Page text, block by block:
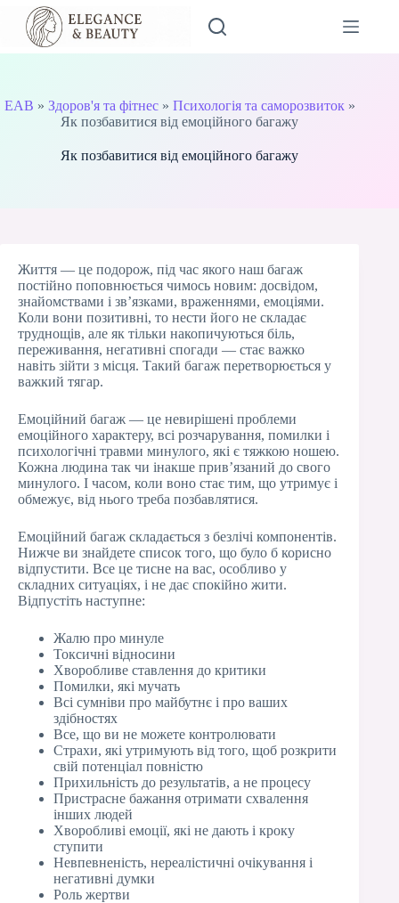
Перейти
вмісту
EAB » Здоров'я та фітнес» Психологія та саморозвиток»
Як позбавитися від емоційного багажу
Як позбавитися від емоційного багажу
Життя — це подорож, під час якого наш багаж
постійно поповнюється чимось новим: досвідом,
знайомствами і зв’язками, враженнями, емоціями.
Коли вони позитивні, то нести його не складає
труднощів, але як тільки накопичуються біль,
переживання, негативні спогади — стає важко
навіть зійти з місця. Такий багаж перетворюється у
важкий тягар.
Емоційний багаж — це невирішені проблеми
емоційного характеру, всі розчарування, помилки і
психологічні травми минулого, які є тяжкою ношею.
Кожна людина так чи інакше прив’язаний до свого
минулого. І часом, коли воно стає тим, що утримує і
обмежує, від нього треба позбавлятися.
Емоційний багаж складається з безлічі компонентів.
Нижче ви знайдете список того, що було б корисно
відпустити. Все це тисне на вас, особливо у
складних ситуаціях, і не дає спокійно жити.
Відпустіть наступне:
Жалю про минуле
Токсичні відносини
Хворобливе ставлення до критики
Помилки, які мучать
Всі сумніви про майбутнє і про ваших
здібностях
Все, що ви не можете контролювати
Страхи, які утримують від того, щоб розкрити
свій потенціал повністю
Прихильність до результатів, а не процесу
Пристрасне бажання отримати схвалення
інших людей
Хворобливі емоції, які не дають і кроку
ступити
Невпевненість, нереалістичні очікування і
негативні думки
Роль жертви